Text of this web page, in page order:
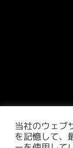
当社のウェブ
を記憶して、